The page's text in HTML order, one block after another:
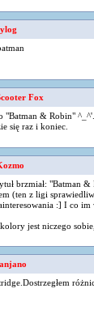
Fox
"Batman & Robin"
się raz i koniec.
brzmiał: "Batman
(ten z ligi
:] I co im
jest niczego